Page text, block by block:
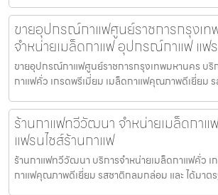
ขายอุปกรณ์กาแฟศูนย์ราชการกรุงเท
จำหน่ายเมล็ดกาแฟ อุปกรณ์กาแฟ แฟ
ขายอุปกรณ์กาแฟศูนย์ราชการกรุงเทพมหานคร บริ
กาแฟคั่ว เกรดพรีเมี่ยม เมล็ดกาแฟคุณภาพดีเยี่ยม
ร้านกาแฟทวีวัฒนา จำหน่ายเมล็ดกา
แฟรนไชส์ร้านกาแฟ
ร้านกาแฟทวีวัฒนา บริการจำหน่ายเมล็ดกาแฟคั่ว เ
กาแฟคุณภาพดีเยี่ยม รสชาติกลมกล่อม และ ได้มาต